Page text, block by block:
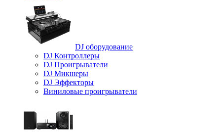
DJ оборудование
DJ Контроллеры
DJ Проигрыватели
DJ Микшеры
DJ Эффекторы
Виниловые проигрыватели